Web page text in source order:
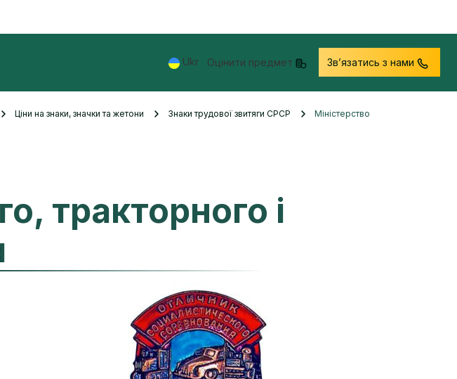
Ukr Оцінити предмет Звʼязатись з нами
Ціни на знаки, значки та жетони Знаки трудової звитяги СРСР
Міністерство
тракторного і